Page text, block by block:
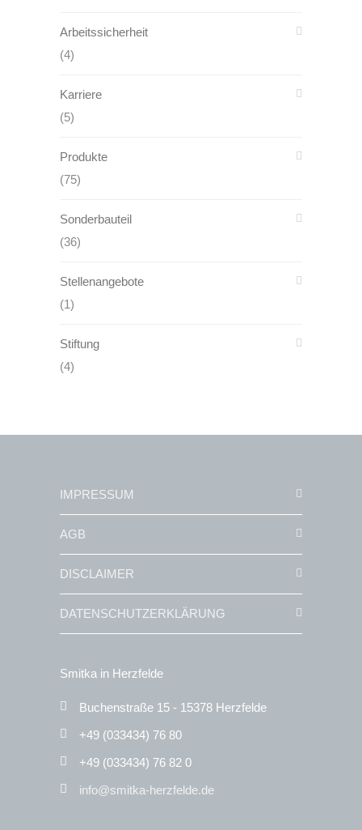
Arbeitssicherheit
(4)
Karriere
(5)
Produkte
(75)
Sonderbauteil
(36)
Stellenangebote
(1)
Stiftung
(4)
IMPRESSUM
AGB
DISCLAIMER
DATENSCHUTZERKLÄRUNG
Smitka in Herzfelde
Buchenstraße 15 - 15378 Herzfelde
+49 (033434) 76 80
+49 (033434) 76 82 0
info@smitka-herzfelde.de